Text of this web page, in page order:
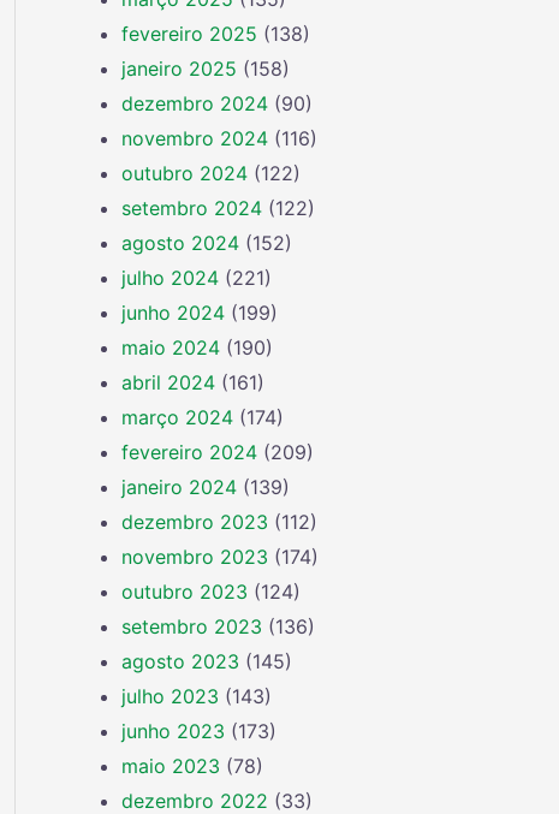
fevereiro 2025 (138)
janeiro 2025 (158)
dezembro 2024 (90)
novembro 2024 (116)
outubro 2024 (122)
setembro 2024 (122)
agosto 2024 (152)
julho 2024 (221)
junho 2024 (199)
maio 2024 (190)
abril 2024 (161)
março 2024 (174)
fevereiro 2024 (209)
janeiro 2024 (139)
dezembro 2023 (112)
novembro 2023 (174)
outubro 2023 (124)
setembro 2023 (136)
agosto 2023 (145)
julho 2023 (143)
junho 2023 (173)
maio 2023 (78)
dezembro 2022 (33)